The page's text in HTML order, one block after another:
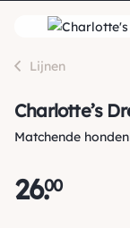
Lijnen
Charlotte’s
Matchende
26.
00